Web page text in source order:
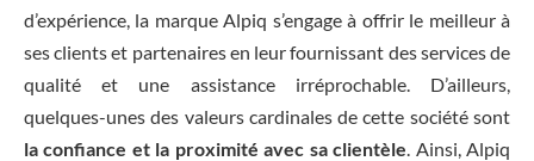
d’expérience, la marque Alpiq s’engage à offrir le meilleur à
ses clients et partenaires en leur fournissant des services de
qualité et une assistance irréprochable. D’ailleurs,
quelques-unes des valeurs cardinales de cette société sont
la confiance et la proximité avec sa clientèle . Ainsi, Alpiq